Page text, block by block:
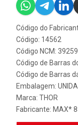
Código do
Código: 14562
Código NCM:
Código de Barras
Código de Barras
Embalagem:
Marca: THOR
Fabricante: MAX*